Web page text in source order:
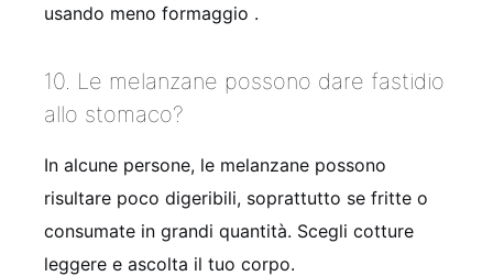
usando meno formaggio .
10. Le melanzane possono dare fastidio
allo stomaco?
In alcune persone, le melanzane possono
risultare poco digeribili, soprattutto se fritte o
consumate in grandi quantità. Scegli cotture
leggere e ascolta il tuo corpo.